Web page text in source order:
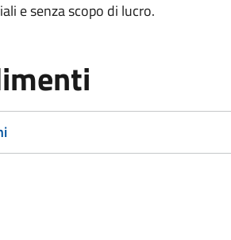
e senza scopo di lucro.